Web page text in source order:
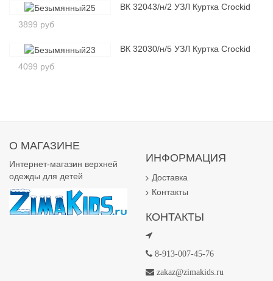
ВК 32043/н/2 УЗЛ Куртка Crockid
3899 руб
ВК 32030/н/5 УЗЛ Куртка Crockid
4099 руб
О МАГАЗИНЕ
Интернет-магазин верхней
одежды для детей
ИНФОРМАЦИЯ
Доставка
Контакты
КОНТАКТЫ
8-913-007-45-76
zakaz@zimakids.ru